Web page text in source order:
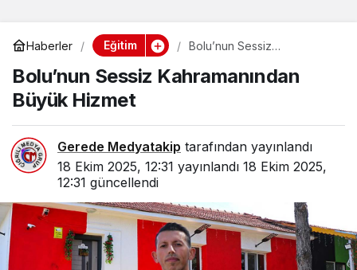
Haberler Eğitim
Bolu’nun Sessiz
Hizmet
Bolu’nun Sessiz Kahramanından
Büyük Hizmet
Gerede Medyatakip tarafından yayınlandı
18 Ekim 2025, 12:31 yayınlandı 18 Ekim 2025,
12:31 güncellendi